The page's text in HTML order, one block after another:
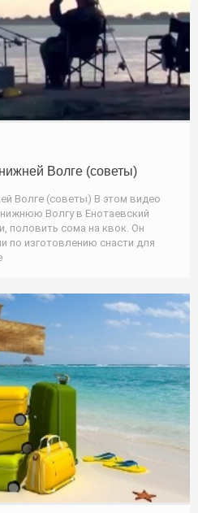
Волге (cоветы)
Волге (cоветы) В этом видео
Волгу в Енотаевский
половить сома на квок. Он
по изготовлению снасти для